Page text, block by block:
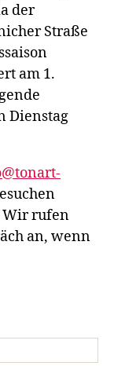
der
Straße
am 1.
Dienstag
Wir rufen
an, wenn